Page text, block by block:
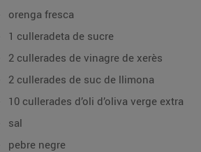
orenga fresca
1 culleradeta de sucre
2 cullerades de vinagre de xerès
2 cullerades de suc de llimona
10 cullerades d’oli d’oliva verge extra
sal
pebre negre